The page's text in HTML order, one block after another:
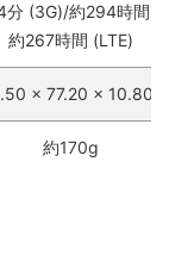
分 (3G)/約294時間
約267時間 (LTE)
× 77.20 × 10.80
約170g